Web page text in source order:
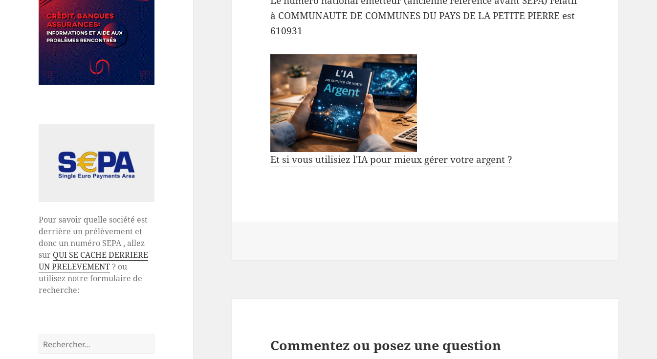
Pour savoir quelle société est
derrière un prélèvement et
donc un numéro SEPA , allez
sur QUI SE CACHE DERRIERE
UN PRELEVEMENT? ou
utilisez notre formulaire de
recherche:
Rechercher :
à COMMUNAUTE DE COMMUNES DU PAYS DE LA PETITE PIERRE est
610931
Et si vous utilisiez l'IA pour mieux gérer votre argent ?
Commentez ou posez une question